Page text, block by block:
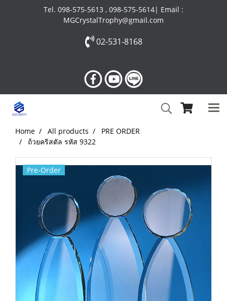
Tel. 098-575-5613 , 098-575-5614| Email :
MGCrystalTrophy@gmail.com
02-531-8168
Home All products
PRE ORDER
ถ้วยคริสตัล รหัส 9322
Pre-Order